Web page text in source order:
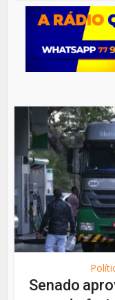
Senado